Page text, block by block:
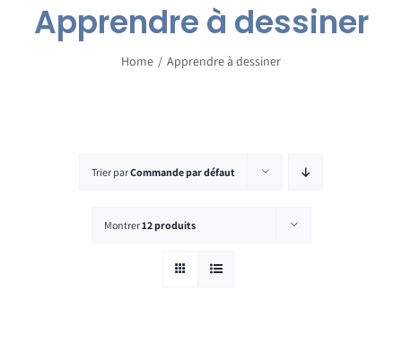
Contact
Apprendre à dessiner
Home Apprendre à dessiner
Trier parCommande par défaut
Montrer12 produits